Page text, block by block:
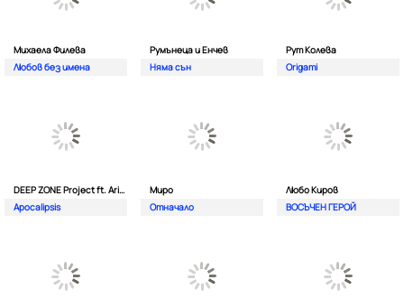
Михаела Филева
Любов без имена
Румънеца и Енчев
Няма сън
Рут Колева
Origami
DEEP ZONE Project ft. Aristos Constantinou
Apocalipsis
Миро
Отначало
Любо Киров
ВОСЪЧЕН ГЕРОЙ